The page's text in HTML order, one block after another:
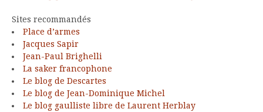
Sites recommandés
Place d’armes
Jacques Sapir
Jean-Paul Brighelli
La saker francophone
Le blog de Descartes
Le blog de Jean-Dominique Michel
Le blog gaulliste libre de Laurent Herblay